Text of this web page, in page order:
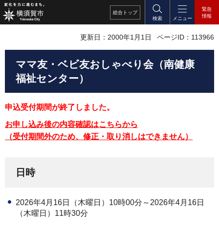
総合 トップ
検索
メニュー
緊急
情報
更新日：2000年1月1日 ページID：113966
ママ友・ベビ友おしゃべり会（南健康
福祉センター）
申込受付期間が終了しました。
お申し込み後の内容確認はこちらから
（受付期間外のため、修正・取り消しはできません）
日時
2026年4月16日（木曜日）10時00分～2026年4月16日
（木曜日）11時30分